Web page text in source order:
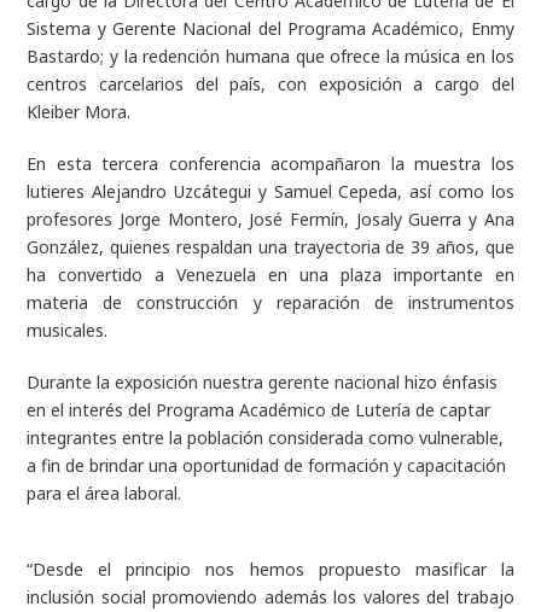
Sistema y Gerente Nacional del Programa Académico, Enmy
Bastardo; y la redención humana que ofrece la música en los
centros carcelarios del país, con exposición a cargo del
Kleiber Mora.
En esta tercera conferencia acompañaron la muestra los
lutieres Alejandro Uzcátegui y Samuel Cepeda, así como los
profesores Jorge Montero, José Fermín, Josaly Guerra y Ana
González, quienes respaldan una trayectoria de 39 años, que
ha convertido a Venezuela en una plaza importante en
materia de construcción y reparación de instrumentos
musicales.
Durante la exposición nuestra gerente nacional hizo énfasis
en el interés del Programa Académico de Lutería de captar
integrantes entre la población considerada como vulnerable,
a fin de brindar una oportunidad de formación y capacitación
para el área laboral.
“Desde el principio nos hemos propuesto masificar la
inclusión social promoviendo además los valores del trabajo